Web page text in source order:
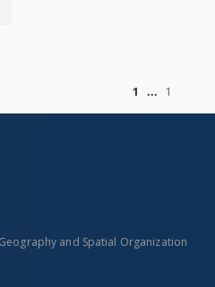
1
1
and Spatial Organization